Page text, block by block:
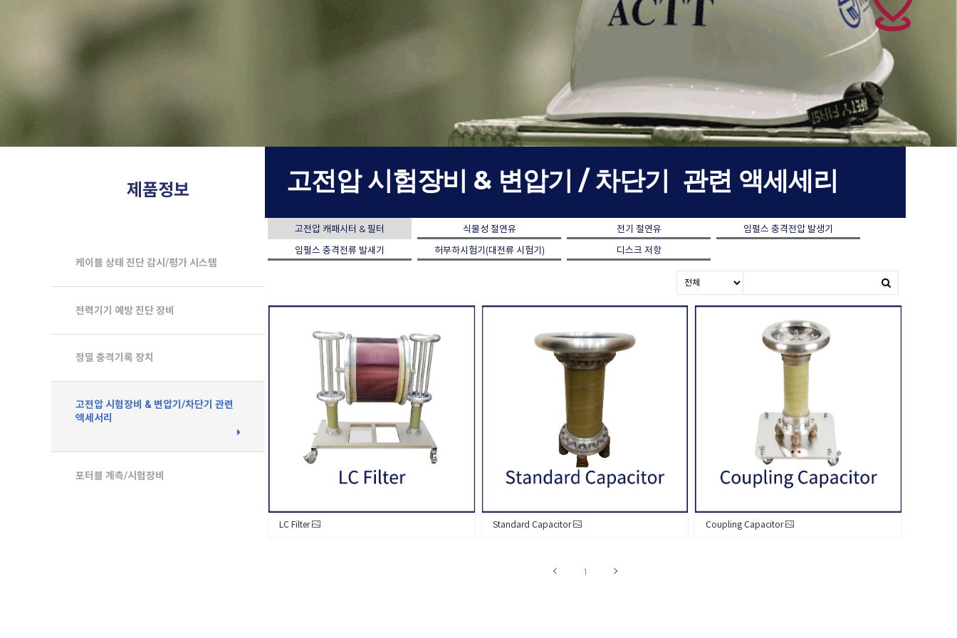
제품정보
케이블 상태 진단 감시/평가 시스템
전력기기 예방 진단 장비
정밀 충격기록 장치
고전압 시험장비 & 변압기/차단기 관련
액세서리
포터블 계측/시험장비
고전압 시험장비 & 변압기 / 차단기 관련 액세세리
고전압 캐패시터 & 필터 식물성 절연유 전기 절연유
임펄스 충격전압 발생기
임펄스 충격전류 발새기
허부하시험기(대전류 시험기) 디스크 저항
LC Filter Standard Capacitor Coupling Capacitor
1